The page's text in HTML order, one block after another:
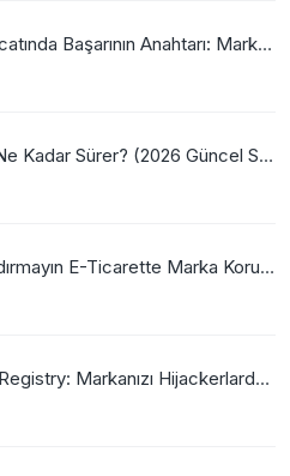
İngiltere E-İhracatında Başarının Anahtarı: Marka Tescili
Marka Tescili Ne Kadar Sürer? (2026 Güncel Süreler)
Emeğinizi Çaldırmayın E-Ticarette Marka Koruma
Amazon Brand Registry: Markanızı Hijackerlardan Koruyun